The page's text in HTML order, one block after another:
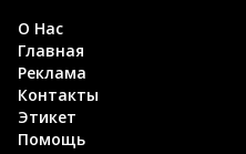
О Нас
Главная
Реклама
Контакты
Этикет
Помощь